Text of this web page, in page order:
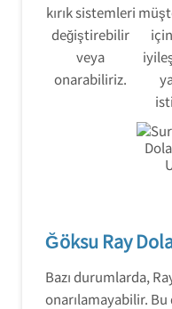
kırık sistemleri
değiştirebilir
veya
onarabiliriz.
Ğöksu Ray
Bazı durumlarda,
onarılamayabilir. Bu